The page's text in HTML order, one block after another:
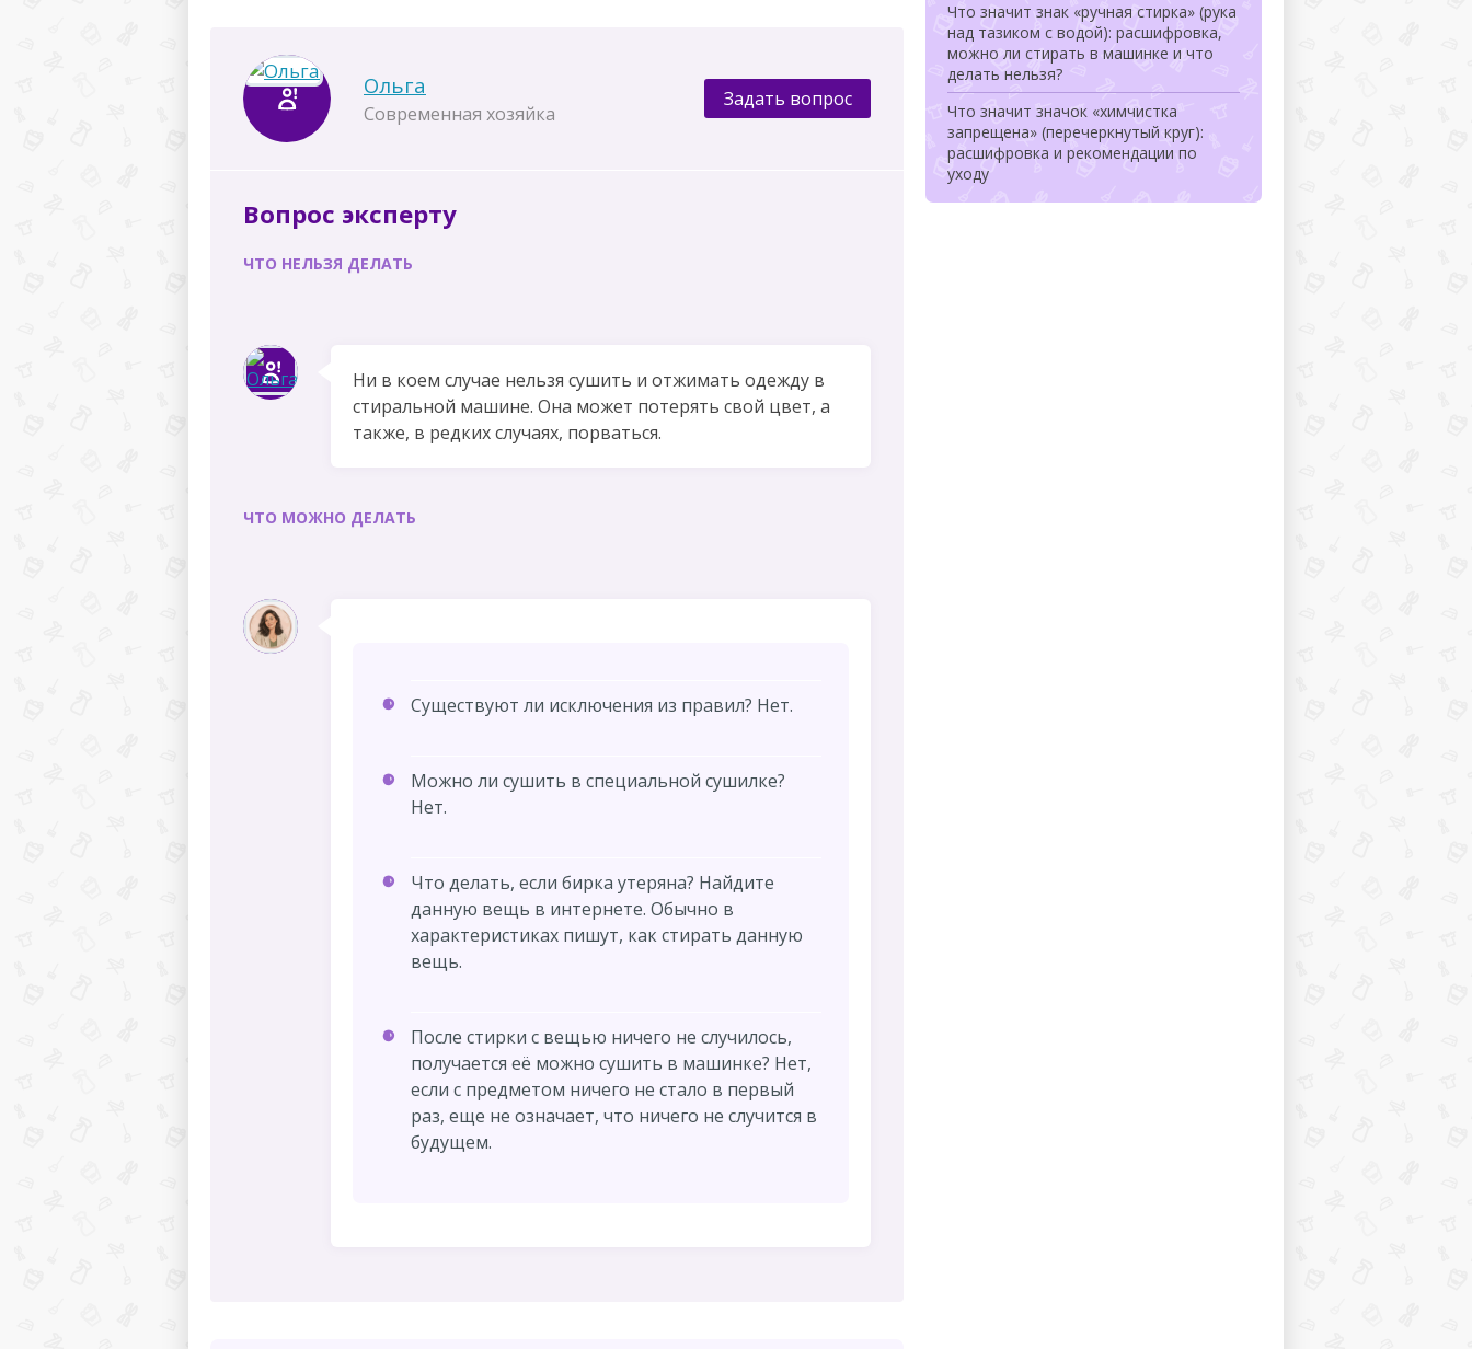
Ольга
Современная хозяйка
Задать вопрос
Вопрос эксперту
ЧТО НЕЛЬЗЯ ДЕЛАТЬ
Ни в коем случае нельзя сушить и отжимать одежду в
стиральной машине. Она может потерять свой цвет, а
также, в редких случаях, порваться.
ЧТО МОЖНО ДЕЛАТЬ
Существуют ли исключения из правил? Нет.
Можно ли сушить в специальной сушилке?
Нет.
Что делать, если бирка утеряна? Найдите
данную вещь в интернете. Обычно в
характеристиках пишут, как стирать данную
вещь.
После стирки с вещью ничего не случилось,
получается её можно сушить в машинке? Нет,
если с предметом ничего не стало в первый
раз, еще не означает, что ничего не случится в
будущем.
Что значит знак «ручная стирка» (рука
над тазиком с водой): расшифровка,
можно ли стирать в машинке и что
делать нельзя?
Что значит значок «химчистка
запрещена» (перечеркнутый круг):
расшифровка и рекомендации по
уходу